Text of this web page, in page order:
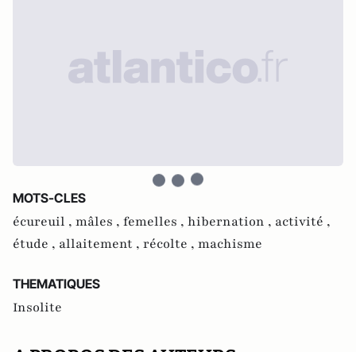
MOTS-CLES
écureuil , mâles , femelles , hibernation , activité ,
étude , allaitement , récolte , machisme
THEMATIQUES
Insolite